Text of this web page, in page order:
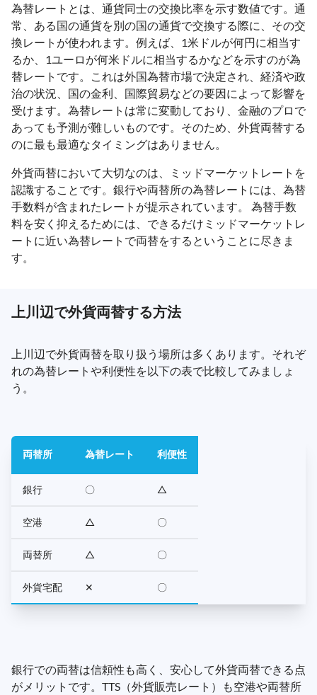
為替レートとは、通貨同士の交換比率を示す数値です。通
常、ある国の通貨を別の国の通貨で交換する際に、その交
換レートが使われます。例えば、1米ドルが何円に相当す
るか、1ユーロが何米ドルに相当するかなどを示すのが為
替レートです。これは外国為替市場で決定され、経済や政
治の状況、国の金利、国際貿易などの要因によって影響を
受けます。為替レートは常に変動しており、金融のプロで
あっても予測が難しいものです。そのため、外貨両替する
のに最も最適なタイミングはありません。
外貨両替において大切なのは、ミッドマーケットレートを
認識することです。銀行や両替所の為替レートには、為替
手数料が含まれたレートが提示されています。 為替手数
料を安く抑えるためには、できるだけミッドマーケットレ
ートに近い為替レートで両替をするということに尽きま
す。
上川辺で外貨両替する方法
上川辺で外貨両替を取り扱う場所は多くあります。それぞ
れの為替レートや利便性を以下の表で比較してみましょ
う。
両替所 為替レート 利便性
銀行 〇 △
空港 △ 〇
両替所 △ 〇
外貨宅配 ✕ 〇
銀行での両替は信頼性も高く、安心して外貨両替できる点
がメリットです。TTS（外貨販売レート）も空港や両替所